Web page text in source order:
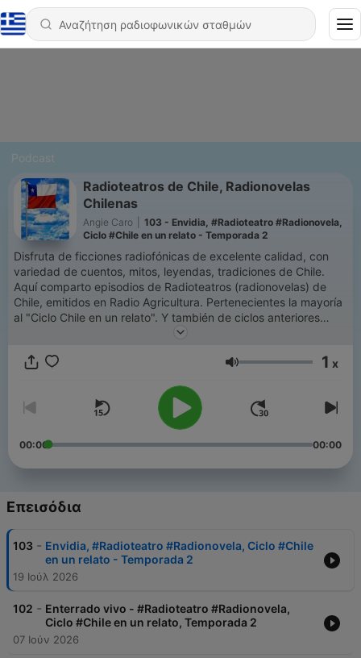
Podcast
Radioteatros de Chile, Radionovelas
Chilenas
Angie Caro
103 - Envidia, #Radioteatro #Radionovela,
Ciclo #Chile en un relato - Temporada 2
Disfruta de ficciones radiofónicas de excelente calidad, con
variedad de cuentos, mitos, leyendas, tradiciones de Chile.
Aquí comparto episodios de Radioteatros (radionovelas) de
Chile, emitidos en Radio Agricultura. Pertenecientes la mayoría
al "Ciclo Chile en un relato". Y también de ciclos anteriores
como: "Cuentos de misterio", "Historias fantásticas".
Ένταση 1 x
00:00 00:00
Επεισόδια
103 - Envidia, #Radioteatro #Radionovela, Ciclo #Chile
en un relato - Temporada 2
19 Ιούλ 2026
102 - Enterrado vivo - #Radioteatro #Radionovela,
Ciclo #Chile en un relato, Temporada 2
07 Ιούν 2026